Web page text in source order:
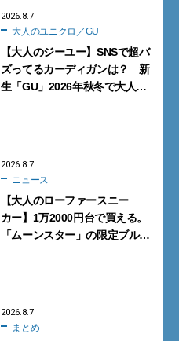
2026.8.7
大人のユニクロ／GU
【大人のジーユー】SNSで超バ
ズってるカーディガンは？ 新
生「GU」2026年秋冬で大人メ
2026.8.7
ニュース
【大人のローファースニー
カー】1万2000円台で買える。
「ムーンスター」の限定ブルー
2026.8.7
まとめ